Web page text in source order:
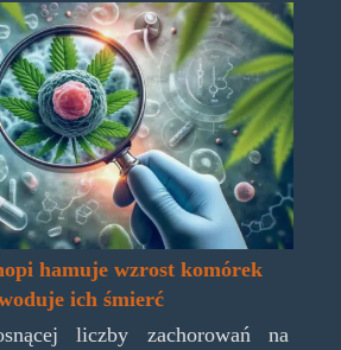
hamuje wzrost komórek
ich śmierć
liczby zachorowań na